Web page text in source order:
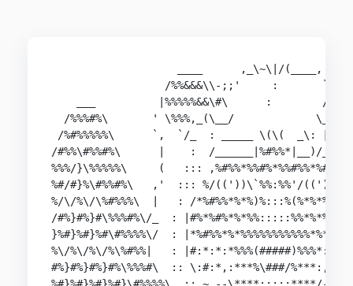
____      ,_\~\|/(____,
/%%&&&\\-;;'     :       `~//
___          |%%%%%&&\#\      :        /#/
/%%%#%\       ' \%%%,_(\__/             \__/
/%#%%%%%\      `,  `/_  : _____ \(\(  _\: | :
/#%%\#%%#%\      |    :  /______|%#%%*|__)/
%%%/}\%%%%%\     (   :::
%#/#}%\#%%#%\   ,'  ::: %/(('))\`%%:%%'/(('))\%
%/\/%\/\%#%%%\  |   : /
/#%}#%}#\%%%#%\/_  :
}%#}%#}%#\#%%%%\/  :
%\/%\/%\/%\%#%%|   :
#%}#%}#%}#%\%%%#\  :: \:#:*,:***%\###/